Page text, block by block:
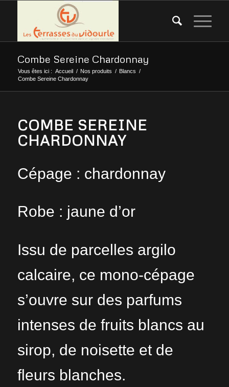
Combe Sereine Chardonnay
Vous êtes ici : Accueil / Nos produits / Blancs /
Combe Sereine Chardonnay
COMBE SEREINE
CHARDONNAY
Cépage : chardonnay
Robe : jaune d’or
Issu de parcelles argilo
calcaire, ce mono-cépage
s’ouvre sur des parfums
intenses de fruits blancs au
sirop, de noisette et de
fleurs blanches.